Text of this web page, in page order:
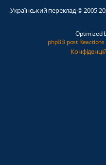
Український переклад © 2005-
Optimized
phpBB post Reactions